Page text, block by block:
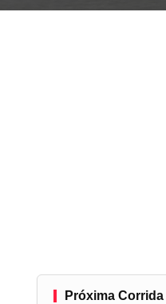
Próxima Corrida